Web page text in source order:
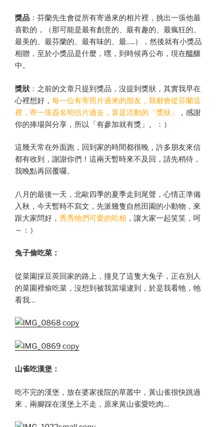
獎品 ：芬蘭先生會從所有寄過來的相片裡，挑出一張他最
喜歡的，（那可能是最有創意的、最有趣的、最瘋狂的、
最美的、最芬蘭的、最有味的、最…..），然後就有小獎品
相贈，至於小獎品是什麼，嘿，到時候再公布，現在醞釀
中。
獎狀 ：之前的文章只提到獎品，沒提到獎狀，其實我早在
心裡想好， 每一位有寄照片過來的朋友，我都會從芬蘭這
裡，寄一張簽名明信片過去，算是活動的「獎狀」
，感謝
你的捧場與分享，所以「有參加就有獎」。：）
這幾天常在外面跑，回到家的時間都很晚，許多朋友來信
都有收到，謝謝你們！這兩天暫時來不及回，請先稍待，
我晚點再回覆囉。
八月的最後一天，北歐四季的夏季走到尾聲，心情正準備
入秋，今天暫時不寫文，先派幾隻自然田園的小動物，來
跟大家問好， 秀秀牠們可愛的吃相 ，讓大家一起笑笑，呵
～：）
兔子偷吃菜：
從菜園採豆莢回家的路上，撞見了這隻大兔子，正在別人
的菜園裡偷吃菜，沒想到被我當場逮到，於是我看牠，牠
看我…
山雀吃漢堡：
吃不完的漢堡，放在婆家後院的草叢中，黃山雀很快跳過
來，兩腳踩在漢堡上不走，原來黃山雀愛吃肉…